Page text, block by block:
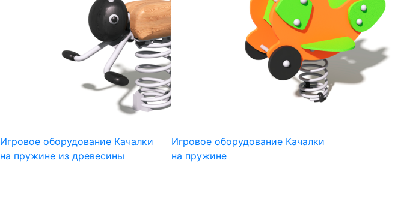
Игровое оборудование Качалки
на пружине из древесины
Игровое оборудование Качалки
на пружине